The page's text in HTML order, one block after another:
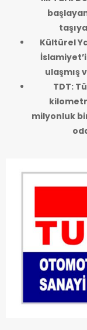
Kültürel
ulaşmış
TDT:
milyonluk